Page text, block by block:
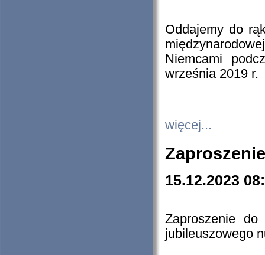
Oddajemy do
Niemcami
września 2019 r.
więcej...
15.12.2023
Zaproszenie do
jubileuszowego